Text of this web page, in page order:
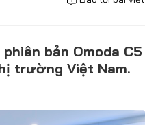
bản Omoda C5
trường Việt Nam.